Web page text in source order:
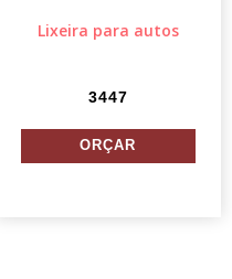
Lixeira para autos
3447